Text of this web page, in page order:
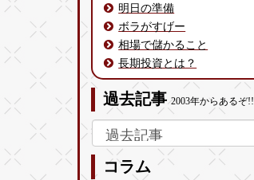
明日の準備
ボラがすげー
相場で儲かること
長期投資とは？
過去記事2003年からあるぞ!!
コラム